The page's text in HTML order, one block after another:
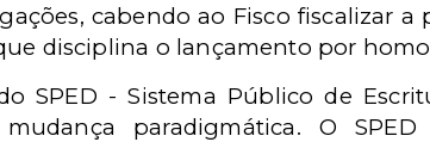
cabendo ao Fisco fiscalizar a
disciplina o lançamento por
doSPED -Sistema Público de
paradigmática. O